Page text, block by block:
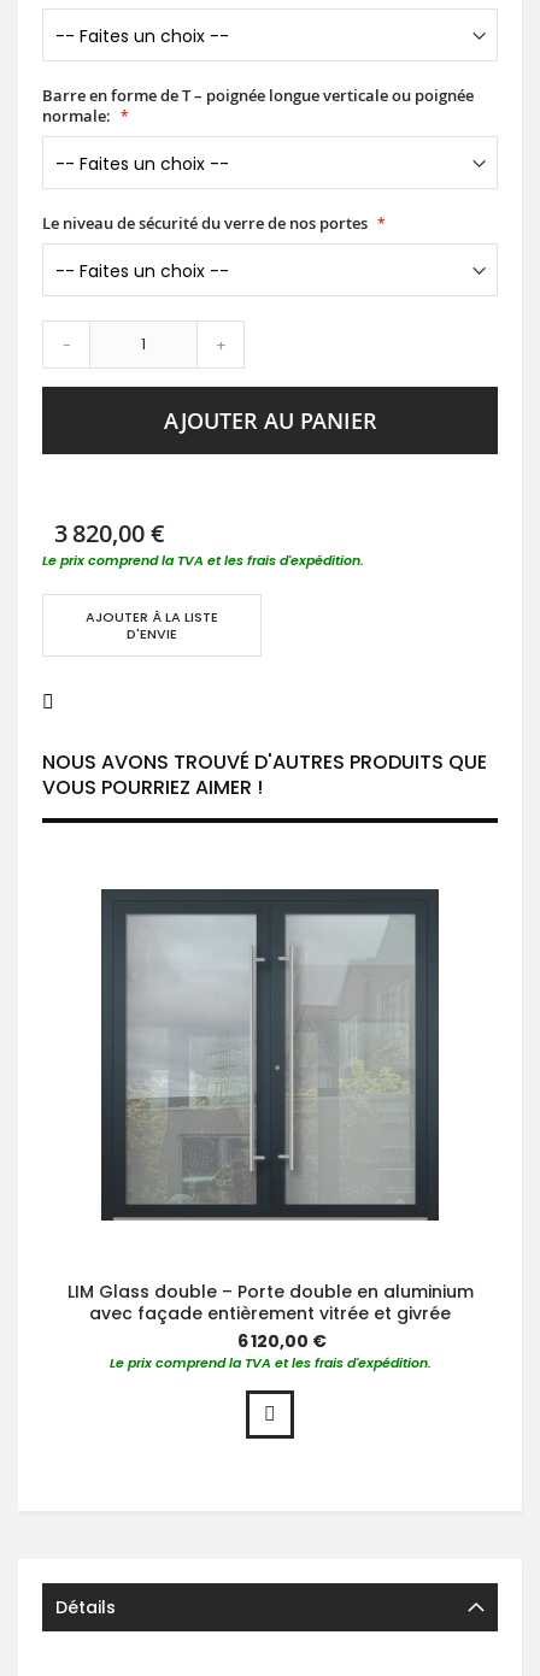
Barre en forme de T – poignée longue verticale ou poignée
normale:
Le niveau de sécurité du verre de nos portes
- +
AJOUTER AU PANIER
3 820,00 €
Le prix comprend la TVA et les frais d'expédition.
AJOUTER À LA LISTE
D'ENVIE
NOUS AVONS TROUVÉ D'AUTRES PRODUITS QUE
VOUS POURRIEZ AIMER !
LIM Glass double – Porte double en aluminium
avec façade entièrement vitrée et givrée
6 120,00 €
Le prix comprend la TVA et les frais d'expédition.
Détails